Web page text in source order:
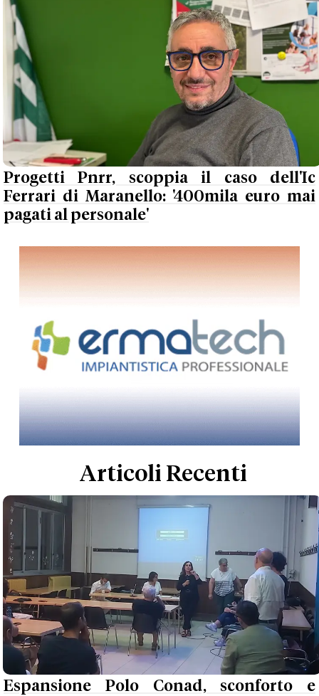
Progetti Pnrr, scoppia il caso dell'Ic
Ferrari di Maranello: '400mila euro mai
pagati al personale'
Articoli Recenti
Espansione Polo Conad, sconforto e